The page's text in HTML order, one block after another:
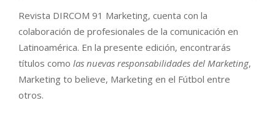
Revista DIRCOM 91 Marketing, cuenta con la
colaboración de profesionales de la comunicación en
Latinoamérica. En la presente edición, encontrarás
títulos como las nuevas responsabilidades del Marketing,
Marketing to believe, Marketing en el Fútbol entre
otros.